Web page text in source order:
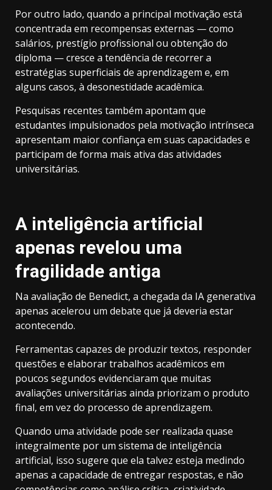
Por outro lado, quando a principal motivação está
concentrada em recompensas externas — como
salários, prestígio profissional ou obtenção do
diploma — cresce a tendência de recorrer a
estratégias superficiais de aprendizagem e, em
alguns casos, à desonestidade acadêmica.
Pesquisas recentes também apontam que
estudantes impulsionados pela motivação intrínseca
apresentam maior confiança em suas capacidades e
participam de forma mais ativa das atividades
universitárias.
A inteligência artificial
apenas revelou uma
fragilidade antiga
Na avaliação de Benedict, a chegada da IA generativa
apenas acelerou um debate que já deveria estar
acontecendo.
Ferramentas capazes de produzir textos, responder
questões e elaborar trabalhos acadêmicos em
poucos segundos evidenciaram que muitas
avaliações universitárias ainda priorizam o produto
final, em vez do processo de aprendizagem.
Quando uma atividade pode ser realizada quase
integralmente por um sistema de inteligência
artificial, isso sugere que ela talvez esteja medindo
apenas a capacidade de entregar respostas, e não